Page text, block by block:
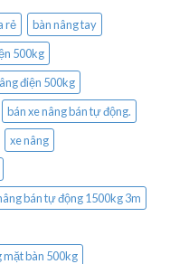
rẻ
bàn nâng tay
500kg
điện 500kg
bán xe nâng bán tự động.
xe nâng
bán tự động 1500kg 3m
mặt bàn 500kg